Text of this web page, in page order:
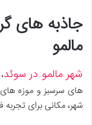
جاذبه های
مالمو
شهر مالمو در سوئد
های سرسبز و موزه
شهر، مکانی برای